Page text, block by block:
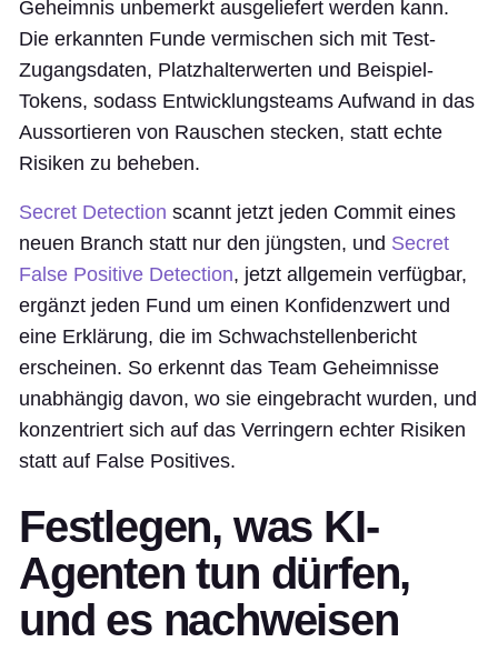
Geheimnis unbemerkt ausgeliefert werden kann.
Die erkannten Funde vermischen sich mit Test-
Zugangsdaten, Platzhalterwerten und Beispiel-
Tokens, sodass Entwicklungsteams Aufwand in das
Aussortieren von Rauschen stecken, statt echte
Risiken zu beheben.
Secret Detection scannt jetzt jeden Commit eines
neuen Branch statt nur den jüngsten, und Secret
False Positive Detection, jetzt allgemein verfügbar,
ergänzt jeden Fund um einen Konfidenzwert und
eine Erklärung, die im Schwachstellenbericht
erscheinen. So erkennt das Team Geheimnisse
unabhängig davon, wo sie eingebracht wurden, und
konzentriert sich auf das Verringern echter Risiken
statt auf False Positives.
Festlegen, was KI-
Agenten tun dürfen,
und es nachweisen